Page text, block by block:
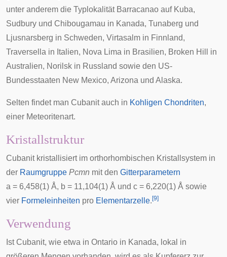
unter anderem die Typlokalität Barracanao auf Kuba,
Sudbury und Chibougamau in Kanada, Tunaberg und
Ljusnarsberg in Schweden, Virtasalm in Finnland,
Traversella in Italien, Nova Lima in Brasilien, Broken Hill
in
Australien, Norilsk in Russland sowie den US-
Bundesstaaten New Mexico, Arizona und Alaska.
Selten findet man Cubanit auch in Kohligen Chondriten,
einer Meteoritenart.
Kristallstruktur
Cubanit kristallisiert im orthorhombischen Kristallsystem in
der Raumgruppe Pcmn mit den Gitterparametern
a = 6,458(1) Å, b = 11,104(1) Å und c = 6,220(1) Å sowie
vier Formeleinheiten pro Elementarzelle. [9]
Verwendung
Ist Cubanit, wie etwa in Ontario in Kanada, lokal in